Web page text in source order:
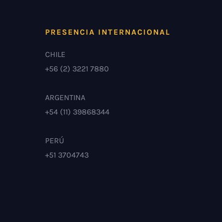
PRESENCIA INTERNACIONAL
CHILE
+56 (2) 3221 7880
ARGENTINA
+54 (11) 39868344
PERÚ
+51 3704743